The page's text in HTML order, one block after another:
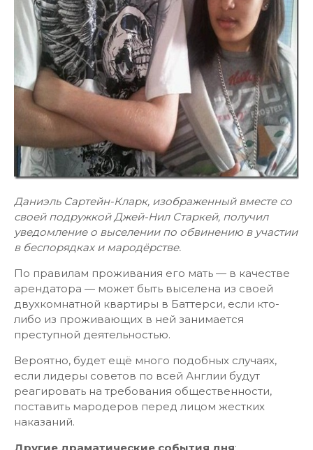
Даниэль Сартейн-Кларк, изображенный вместе со
своей подружкой Джей-Нил Старкей, получил
уведомление о выселении по обвинению в участии
в беспорядках и мародёрстве.
По правилам проживания его мать — в качестве
арендатора — может быть выселена из своей
двухкомнатной квартиры в Баттерси, если кто-
либо из проживающих в ней занимается
преступной деятельностью.
Вероятно, будет ещё много подобных случаях,
если лидеры советов по всей Англии будут
реагировать на требования общественности,
поставить мародеров перед лицом жестких
наказаний.